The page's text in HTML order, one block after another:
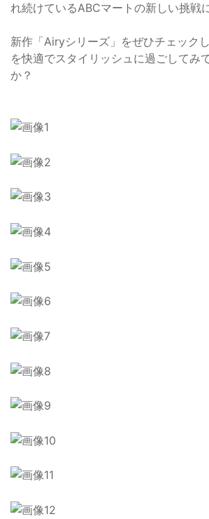
れ続けているABCマートの新しい挑戦
新作「Airyシリーズ」をぜひチェック
を快適でスタイリッシュに過ごしてみ
か？